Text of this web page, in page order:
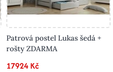
Patrová postel Lukas šedá +
rošty ZDARMA
17924 Kč